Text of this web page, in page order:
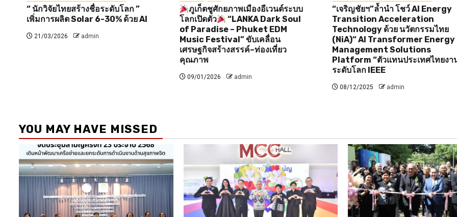
“ นักวิจัยไทยสร้างชื่อระดับโลก ”
เพิ่มการผลิต Solar 6-30% ด้วย AI
21/03/2026 admin
ภูเก็ตชูศักยภาพเมืองอีเวนต์ระบบ
โลกเปิดตัว
“LANKA Dark Soul
of Paradise – Phuket EDM
Music Festival” ขับเคลื่อน
เศรษฐกิจสร้างสรรค์–ท่องเที่ยว
คุณภาพ
09/01/2026 admin
“เจริญชัยฯ”ล้ำนำ โชว์ AI Energy
Transition Acceleration
Technology ด้วย นวัตกรรมไทย
(NiA)“ AI Transformer Energy
Management Solutions
Platform “ตัวแทนประเทศไทยงา
ระดับโลก IEEE
08/12/2025 admin
YOU MAY HAVE MISSED